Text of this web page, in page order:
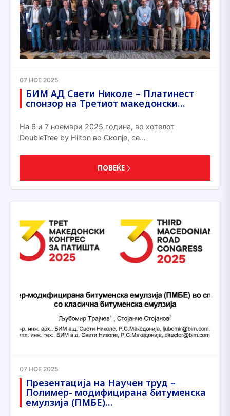
07 НОЕ 2025
БИМ АД Свети Николе – Платинест
спонзор на Третиот македонски…
На 6 и 7 ноември 2025 година, во хотелот
DoubleTree by Hilton во Скопје, се…
ПОВЕЌЕ
07 НОЕ 2025
Презентација на Научен труд –
Полимер- модифицирана битуменска
емулзија (ПМБЕ)…